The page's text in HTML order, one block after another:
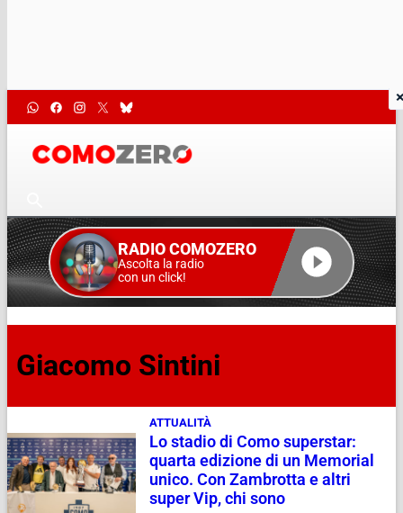
RADIO COMOZERO
Ascolta la radio
con un click!
Giacomo Sintini
ATTUALITÀ
Lo stadio di Como superstar:
quarta edizione di un Memorial
unico. Con Zambrotta e altri
super Vip, chi sono